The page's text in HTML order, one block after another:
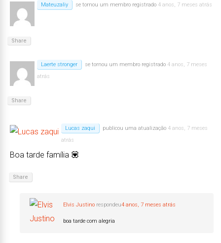
Mateuzaliy se tornou um membro registrado 4 anos, 7 meses atrás
Share
Laerte stronger se tornou um membro registrado 4 anos, 7 meses
atrás
Share
Lucas zaqui publicou uma atualização 4 anos, 7 meses
atrás
Boa tarde família 💟
Share
Elvis Justino respondeu4 anos, 7 meses atrás
boa tarde com alegria